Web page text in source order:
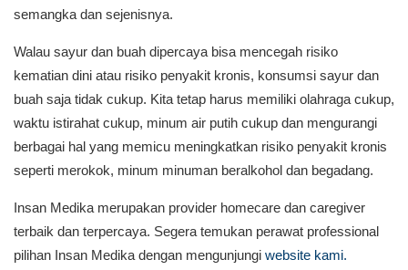
semangka dan sejenisnya.
Walau sayur dan buah dipercaya bisa mencegah risiko
kematian dini atau risiko penyakit kronis, konsumsi sayur dan
buah saja tidak cukup. Kita tetap harus memiliki olahraga cukup,
waktu istirahat cukup, minum air putih cukup dan mengurangi
berbagai hal yang memicu meningkatkan risiko penyakit kronis
seperti merokok, minum minuman beralkohol dan begadang.
Insan Medika merupakan provider homecare dan caregiver
terbaik dan terpercaya. Segera temukan perawat professional
pilihan Insan Medika dengan mengunjungi website kami.